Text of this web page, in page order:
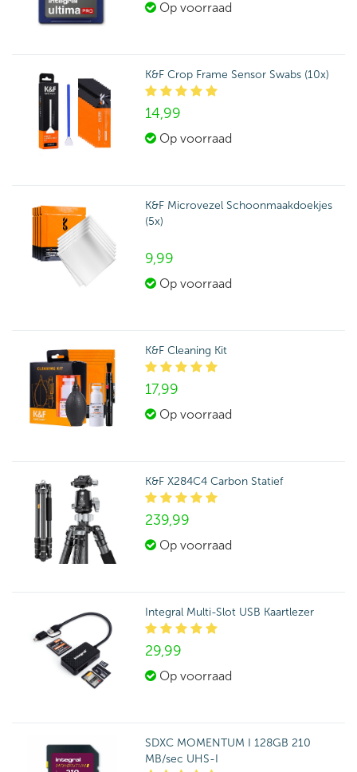
Op voorraad
K&F Crop Frame Sensor Swabs (10x)
14,99
Op voorraad
K&F Microvezel Schoonmaakdoekjes
(5x)
9,99
Op voorraad
K&F Cleaning Kit
17,99
Op voorraad
K&F X284C4 Carbon Statief
239,99
Op voorraad
Integral Multi-Slot USB Kaartlezer
29,99
Op voorraad
SDXC MOMENTUM I 128GB 210
MB/sec UHS-I